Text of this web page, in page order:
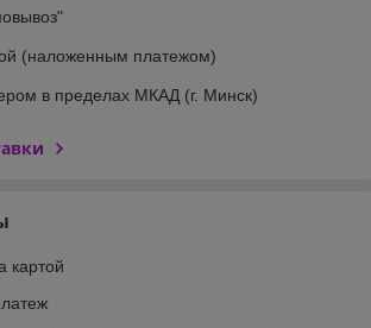
(наложенным платежом)
в пределах МКАД (г. Минск)
картой